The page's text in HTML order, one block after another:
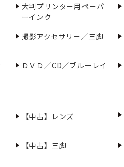
大判プリンター用ペーパ
ーインク
撮影アクセサリー／三脚
ＤＶＤ／CD／ブルーレイ
【中古】レンズ
【中古】三脚